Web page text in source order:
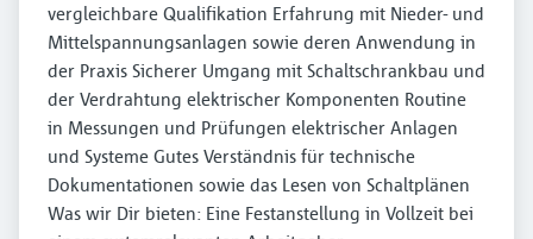
vergleichbare Qualifikation Erfahrung mit Nieder- und
Mittelspannungsanlagen sowie deren Anwendung in
der Praxis Sicherer Umgang mit Schaltschrankbau und
der Verdrahtung elektrischer Komponenten Routine
in Messungen und Prüfungen elektrischer Anlagen
und Systeme Gutes Verständnis für technische
Dokumentationen sowie das Lesen von Schaltplänen
Was wir Dir bieten: Eine Festanstellung in Vollzeit bei